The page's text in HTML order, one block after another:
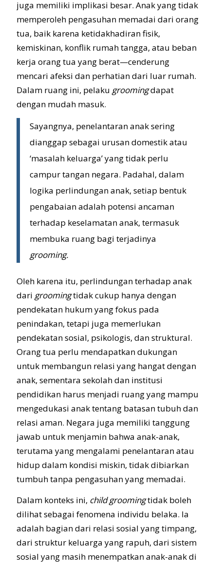
juga memiliki implikasi besar. Anak yang tidak
memperoleh pengasuhan memadai dari orang
tua, baik karena ketidakhadiran fisik,
kemiskinan, konflik rumah tangga, atau beban
kerja orang tua yang berat—cenderung
mencari afeksi dan perhatian dari luar rumah.
Dalam ruang ini, pelaku groomingdapat
dengan mudah masuk.
Sayangnya, penelantaran anak sering
dianggap sebagai urusan domestik atau
‘masalah keluarga’ yang tidak perlu
campur tangan negara. Padahal, dalam
logika perlindungan anak, setiap bentuk
pengabaian adalah potensi ancaman
terhadap keselamatan anak, termasuk
membuka ruang bagi terjadinya
grooming.
Oleh karena itu, perlindungan terhadap anak
dari groomingtidak cukup hanya dengan
pendekatan hukum yang fokus pada
penindakan, tetapi juga memerlukan
pendekatan sosial, psikologis, dan struktural.
Orang tua perlu mendapatkan dukungan
untuk membangun relasi yang hangat dengan
anak, sementara sekolah dan institusi
pendidikan harus menjadi ruang yang mampu
mengedukasi anak tentang batasan tubuh dan
relasi aman. Negara juga memiliki tanggung
jawab untuk menjamin bahwa anak-anak,
terutama yang mengalami penelantaran atau
hidup dalam kondisi miskin, tidak dibiarkan
tumbuh tanpa pengasuhan yang memadai.
Dalam konteks ini, child groomingtidak boleh
dilihat sebagai fenomena individu belaka. Ia
adalah bagian dari relasi sosial yang timpang,
dari struktur keluarga yang rapuh, dari sistem
sosial yang masih menempatkan anak-anak di